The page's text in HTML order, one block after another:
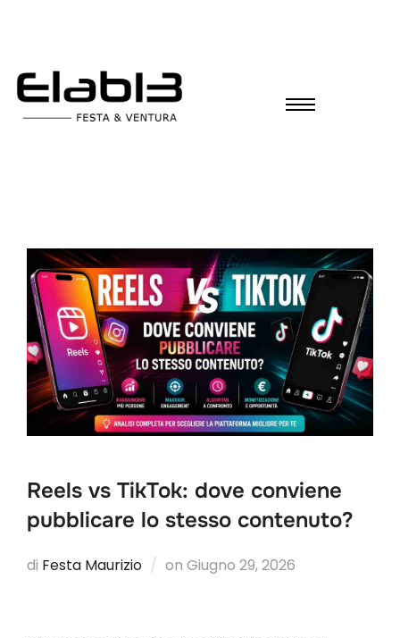
Reels vs TikTok: dove conviene
pubblicare lo stesso contenuto?
di Festa Maurizio on Giugno 29, 2026